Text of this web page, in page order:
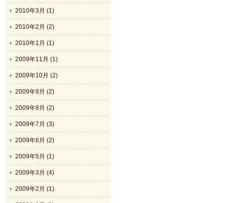
2010年3月 (1)
2010年2月 (2)
2010年1月 (1)
2009年11月 (1)
2009年10月 (2)
2009年9月 (2)
2009年8月 (2)
2009年7月 (3)
2009年6月 (2)
2009年5月 (1)
2009年3月 (4)
2009年2月 (1)